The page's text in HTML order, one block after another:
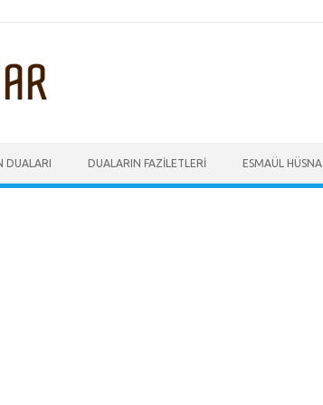
DUALARI DUALARIN FAZILETLERI ESMAÜL HÜSNA